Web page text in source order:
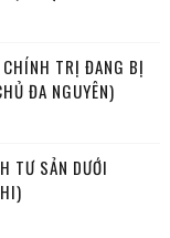
TRỊ ĐANG BỊ
ĐA NGUYÊN)
TƯ SẢN DƯỚI